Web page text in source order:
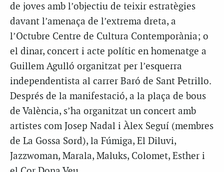
de joves amb l’objectiu de teixir estratègies
davant l’amenaça de l’extrema dreta, a
l’Octubre Centre de Cultura Contemporània; o
el dinar, concert i acte polític en homenatge a
Guillem Agulló organitzat per l’esquerra
independentista al carrer Baró de Sant Petrillo.
Després de la manifestació, a la plaça de bous
de València, s’ha organitzat un concert amb
artistes com Josep Nadal i Àlex Seguí (membres
de La Gossa Sord), la Fúmiga, El Diluvi,
Jazzwoman, Marala, Maluks, Colomet, Esther i